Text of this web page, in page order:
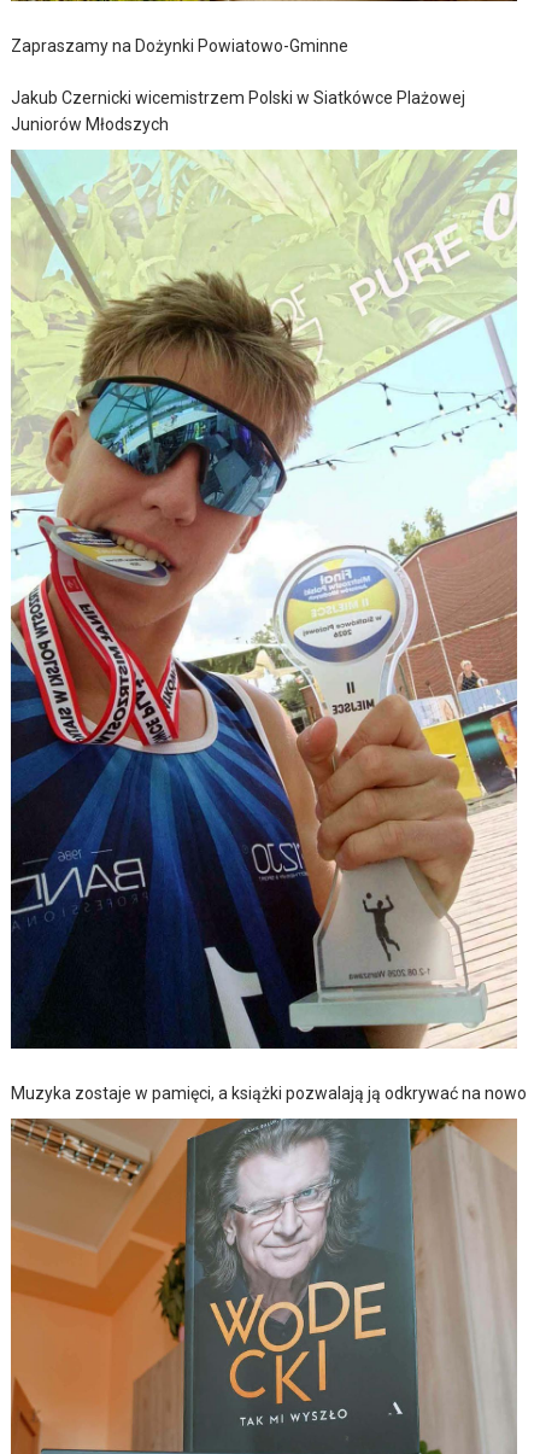
Zapraszamy na Dożynki Powiatowo-Gminne
Jakub Czernicki wicemistrzem Polski w Siatkówce Plażowej
Juniorów Młodszych
Muzyka zostaje w pamięci, a książki pozwalają ją odkrywać na nowo